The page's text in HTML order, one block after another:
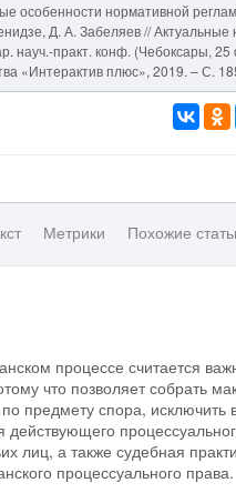
особенности нормативной
Д. А. Забеляев //
науч.-практ. конф. (Чебоксары,
«Интерактив плюс», 2019. – С.
Метрики Похожие
процессе считается
что позволяет собрать
предмету спора,
лиц, а также судебная
процессуального права.